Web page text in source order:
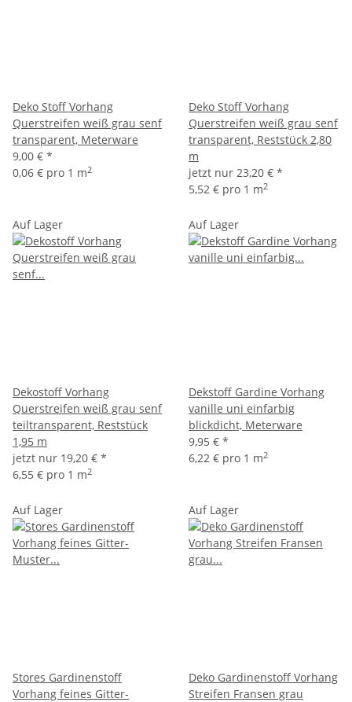
Deko Stoff Vorhang
Querstreifen weiß grau senf
transparent, Meterware
9,00 € *
0,06 € pro 1 m2
Deko Stoff Vorhang
Querstreifen weiß grau senf
transparent, Reststück 2,80
m
jetzt nur 23,20 € *
5,52 € pro 1 m2
Auf Lager
Dekostoff Vorhang
Querstreifen weiß grau senf
teiltransparent, Reststück
1,95 m
jetzt nur 19,20 € *
6,55 € pro 1 m2
Auf Lager
Dekstoff Gardine Vorhang
vanille uni einfarbig
blickdicht, Meterware
9,95 € *
6,22 € pro 1 m2
Auf Lager
Stores Gardinenstoff
Vorhang feines Gitter-
Auf Lager
Deko Gardinenstoff Vorhang
Streifen Fransen grau